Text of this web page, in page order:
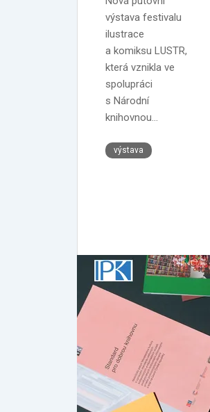
výstava festivalu
ilustrace
a komiksu LUSTR,
která vznikla ve
spolupráci
s Národní
knihovnou…
výstava